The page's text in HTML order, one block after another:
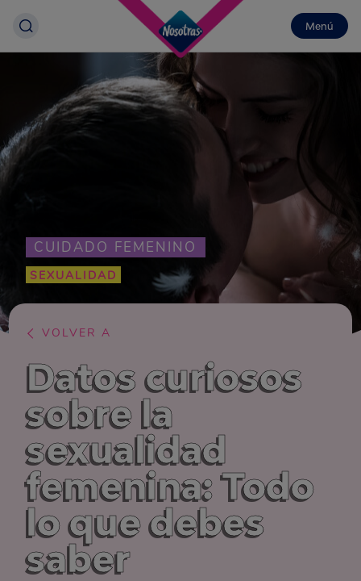
Menú
CUIDADO FEMENINO
SEXUALIDAD
VOLVER A
Datos curiosos
sobre la
sexualidad
femenina: Todo
lo que debes
saber